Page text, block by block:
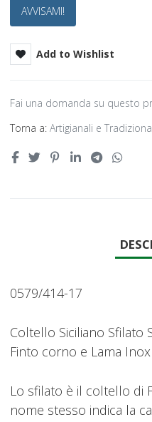
AVVISAMI!
Add to Wishlist
Fai una domanda su questo
Torna a: Artigianali e
0579/414-17
Coltello Siciliano Sfilato
Finto corno e Lama Inox
Lo sfilato è il coltello di
nome stesso indica la